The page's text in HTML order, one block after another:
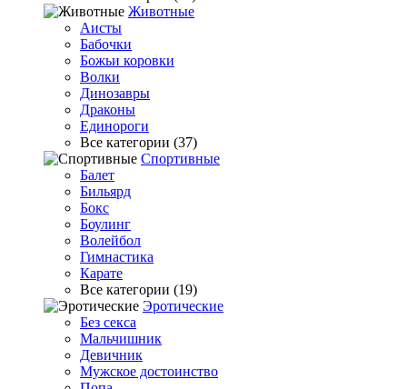
Животные
Аисты
Бабочки
Божьи коровки
Волки
Динозавры
Драконы
Единороги
Все категории (37)
Спортивные
Балет
Бильярд
Бокс
Боулинг
Волейбол
Гимнастика
Карате
Все категории (19)
Эротические
Без секса
Мальчишник
Девичник
Мужское достоинство